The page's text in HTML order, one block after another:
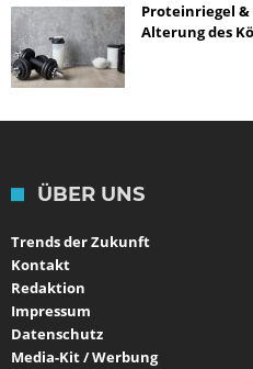
Proteinriegel
Alterung des
ÜBER UNS
Trends der Zukunft
Kontakt
Redaktion
Impressum
Datenschutz
Media-Kit / Werbung